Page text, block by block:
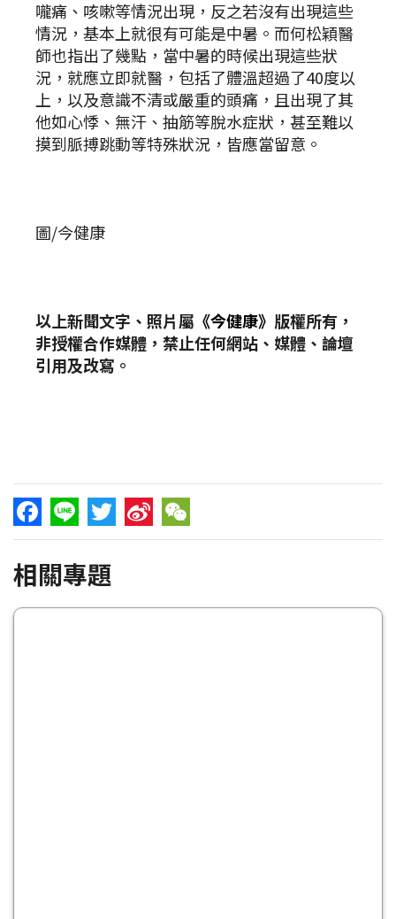
嚨痛、咳嗽等情況出現，反之若沒有出現這些
情況，基本上就很有可能是中暑。而何松穎醫
師也指出了幾點，當中暑的時候出現這些狀
況，就應立即就醫，包括了體溫超過了40度以
上，以及意識不清或嚴重的頭痛，且出現了其
他如心悸、無汗、抽筋等脫水症狀，甚至難以
摸到脈搏跳動等特殊狀況，皆應當留意。
圖/今健康
以上新聞文字、照片屬 《今健康》 版權所有，
非授權合作媒體，禁止任何網站、媒體、論壇
引用及改寫。
Facebook
Line TwitterSina WeChat
相關專題